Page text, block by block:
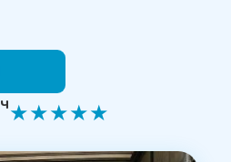
★★★★★